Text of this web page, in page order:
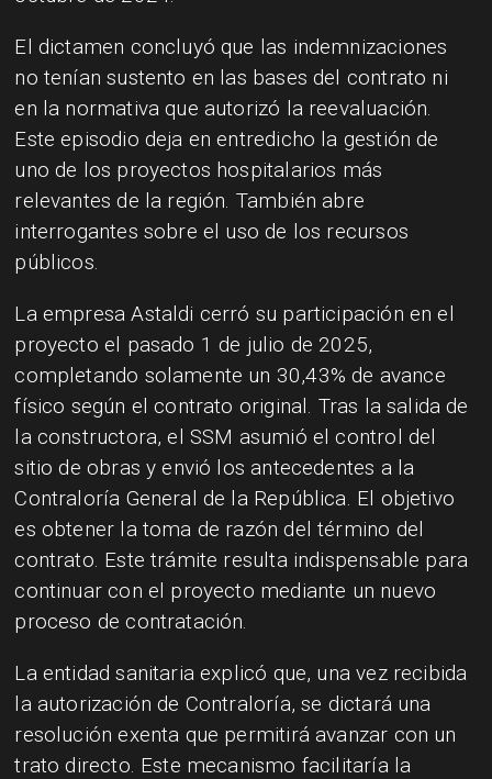
El dictamen concluyó que las indemnizaciones
no tenían sustento en las bases del contrato ni
en la normativa que autorizó la reevaluación.
Este episodio deja en entredicho la gestión de
uno de los proyectos hospitalarios más
relevantes de la región. También abre
interrogantes sobre el uso de los recursos
públicos.
La empresa Astaldi cerró su participación en el
proyecto el pasado 1 de julio de 2025,
completando solamente un 30,43% de avance
físico según el contrato original. Tras la salida de
la constructora, el SSM asumió el control del
sitio de obras y envió los antecedentes a la
Contraloría General de la República. El objetivo
es obtener la toma de razón del término del
contrato. Este trámite resulta indispensable para
continuar con el proyecto mediante un nuevo
proceso de contratación.
La entidad sanitaria explicó que, una vez recibida
la autorización de Contraloría, se dictará una
resolución exenta que permitirá avanzar con un
trato directo. Este mecanismo facilitaría la